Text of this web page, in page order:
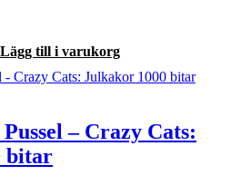
Lägg till i varukorg
– Crazy Cats:
bitar